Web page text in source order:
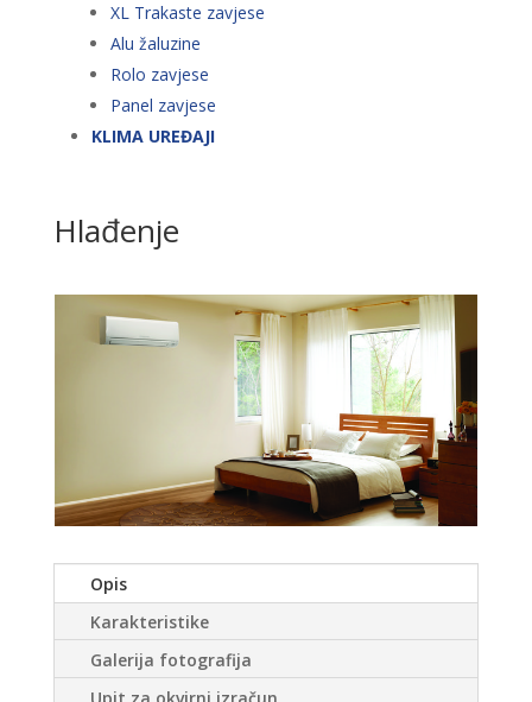
XL Trakaste zavjese
Alu žaluzine
Rolo zavjese
Panel zavjese
KLIMA UREĐAJI
Hlađenje
Opis
Karakteristike
Galerija fotografija